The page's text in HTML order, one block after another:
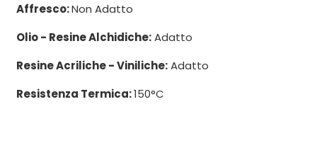
Affresco:Non Adatto
Olio - Resine Alchidiche:Adatto
Resine Acriliche - Viniliche:Adatto
Resistenza Termica:150°C